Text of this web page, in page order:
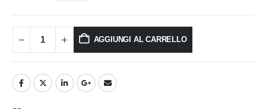
AGGIUNGI AL CARRELLO